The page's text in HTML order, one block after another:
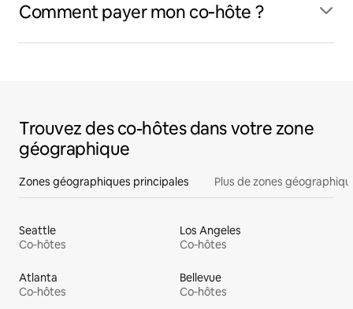
Comment payer mon co‑hôte ?
Trouvez des co-hôtes dans votre zone
géographique
Zones géographiques principales Plus de zones
Seattle
Co‑hôtes
Los Angeles
Co‑hôtes
Atlanta
Co‑hôtes
Bellevue
Co‑hôtes